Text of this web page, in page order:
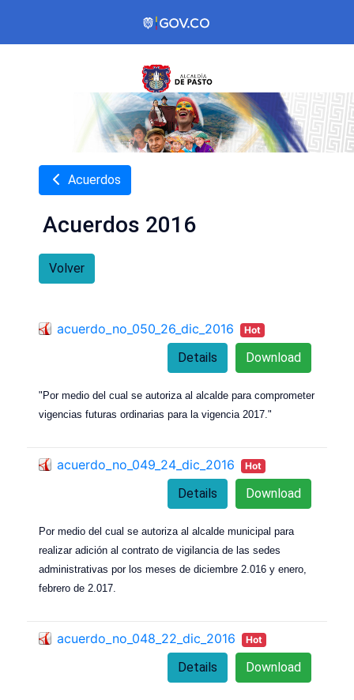
Acuerdos
Acuerdos 2016
Volver
acuerdo_no_050_26_dic_2016 Hot
Download
Details
"Por medio del cual se autoriza al alcalde para comprometer
vigencias futuras ordinarias para la vigencia 2017."
acuerdo_no_049_24_dic_2016 Hot
Download
Details
Por medio del cual se autoriza al alcalde municipal para
realizar adición al contrato de vigilancia de las sedes
administrativas por los meses de diciembre 2.016 y enero,
febrero de 2.017.
acuerdo_no_048_22_dic_2016 Hot
Download
Details